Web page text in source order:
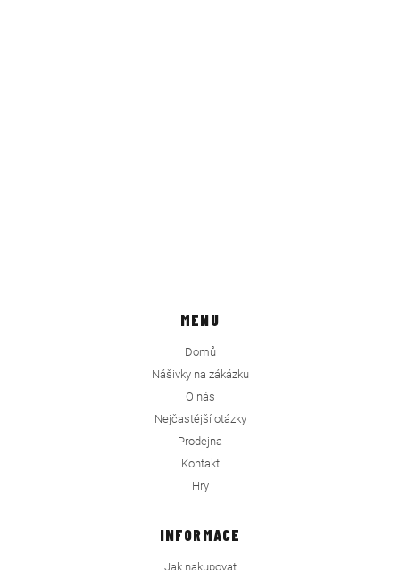
MENU
Domů
Nášivky na zákázku
O nás
Nejčastější otázky
Prodejna
Kontakt
Hry
INFORMACE
Jak nakupovat